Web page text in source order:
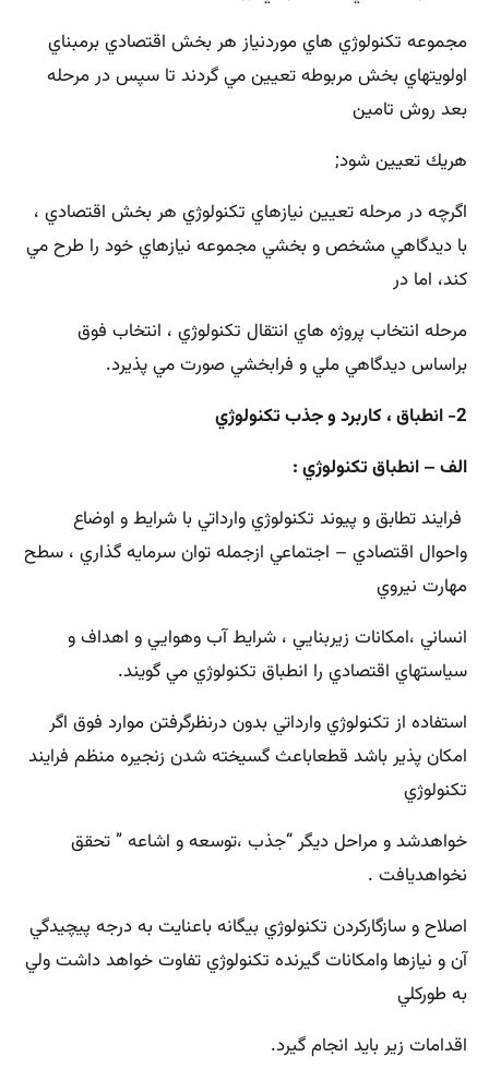
مجموعه تكنولوژي هاي موردنياز هر بخش اقتصادي برمبناي
اولويتهاي بخش مربوطه تعيين مي گردند تا سپس در مرحله
بعد روش تامين
هريك تعيين شود;
اگرچه در مرحله تعيين نيازهاي تكنولوژي هر بخش اقتصادي ،
با ديدگاهي مشخص و بخشي مجموعه نيازهاي خود را طرح مي
كند، اما در
مرحله انتخاب پروژه هاي انتقال تكنولوژي ، انتخاب فوق
براساس ديدگاهي ملي و فرابخشي صورت مي پذيرد.
2- انطباق ، كاربرد و جذب تكنولوژي
الف – انطباق تكنولوژي :
فرايند تطابق و پيوند تكنولوژي وارداتي با شرايط و اوضاع
واحوال اقتصادي – اجتماعي ازجمله توان سرمايه گذاري ، سطح
مهارت نيروي
انساني ،امكانات زيربنايي ، شرايط آب وهوايي و اهداف و
سياستهاي اقتصادي را انطباق تكنولوژي مي گويند.
استفاده از تكنولوژي وارداتي بدون درنظرگرفتن موارد فوق اگر
امكان پذير باشد قطعاباعث گسيخته شدن زنجيره منظم فرايند
تكنولوژي
خواهدشد و مراحل ديگر “جذب ،توسعه و اشاعه ” تحقق
نخواهديافت .
اصلاح و سازگاركردن تكنولوژي بيگانه باعنايت به درجه پيچيدگي
آن و نيازها وامكانات گيرنده تكنولوژي تفاوت خواهد داشت ولي
به طوركلي
اقدامات زير بايد انجام گيرد.